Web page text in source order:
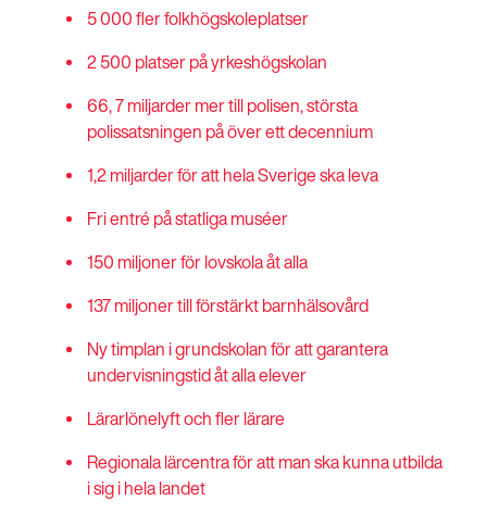
5 000 fler folkhögskoleplatser
2 500 platser på yrkeshögskolan
66, 7 miljarder mer till polisen, största
polissatsningen på över ett decennium
1,2 miljarder för att hela Sverige ska leva
Fri entré på statliga muséer
150 miljoner för lovskola åt alla
137 miljoner till förstärkt barnhälsovård
Ny timplan i grundskolan för att garantera
undervisningstid åt alla elever
Lärarlönelyft och fler lärare
Regionala lärcentra för att man ska kunna utbilda
i sig i hela landet